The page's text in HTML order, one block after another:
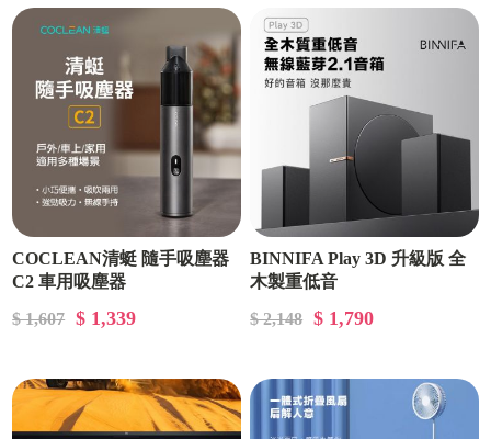
COCLEAN清蜓 隨手吸塵器
C2 車用吸塵器
$ 1,607
$ 1,339
BINNIFA Play 3D 升級版 全
木製重低音
$ 2,148
$ 1,790